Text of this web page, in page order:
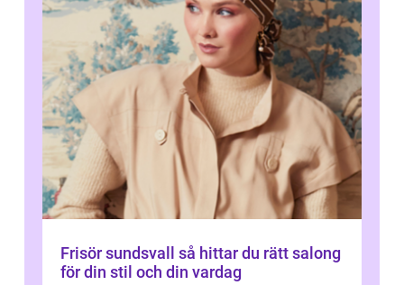
Frisör sundsvall så hittar du rätt salong
för din stil och din vardag